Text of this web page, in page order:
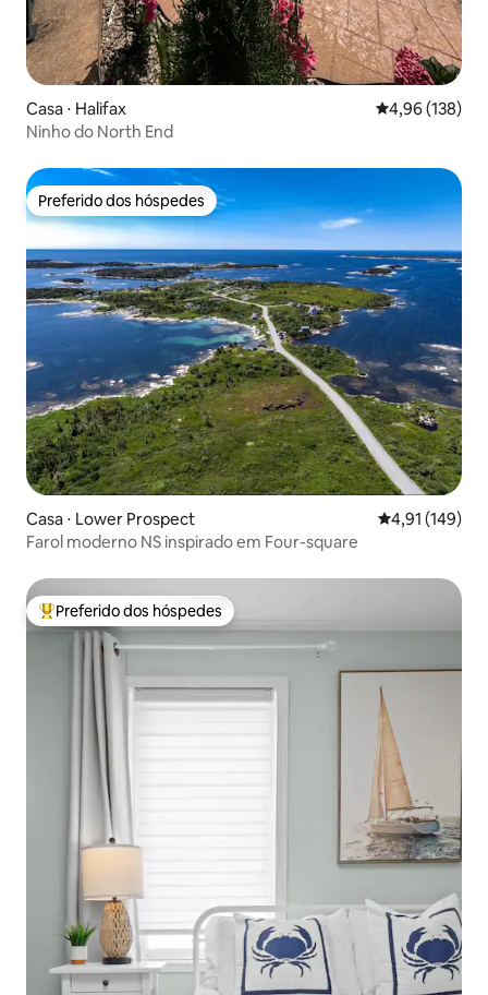
Casa ⋅ Halifax 4,96 de uma
4,96 (138)
Ninho do North End
Preferido dos hóspedes
Preferido dos hóspedes
Casa ⋅ Lower Prospect 4,91 de uma
4,91 (149)
Farol moderno NS inspirado em Four-square
Entre os melhores preferidos dos hóspedes
Preferido dos hóspedes